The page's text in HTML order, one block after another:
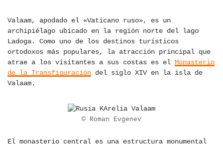
Valaam, apodado el «Vaticano ruso», es un
archipiélago ubicado en la región norte del lago
Ladoga. Como uno de los destinos turísticos
ortodoxos más populares, la atracción principal que
atrae a los visitantes a sus costas es el Monasterio
de la Transfiguración del siglo XIV en la isla de
Valaam.
© Roman Evgenev
El monasterio central es una estructura monumental